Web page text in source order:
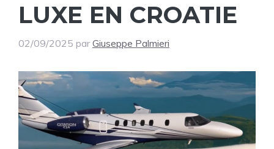
LUXE EN CROATIE
02/09/2025 par Giuseppe Palmieri